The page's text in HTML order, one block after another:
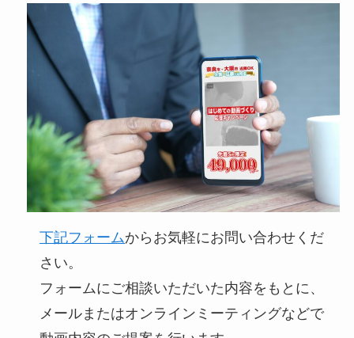
下記フォームからお気軽にお問い合わせくだ
さい。
フォームにご相談いただいた内容をもとに、
メールまたはオンラインミーティングなどで